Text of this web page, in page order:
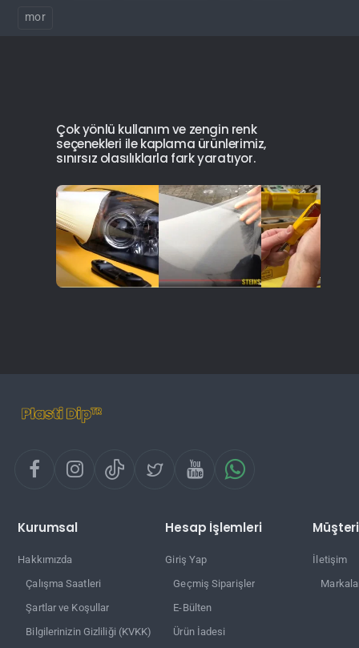
mor
Çok yönlü kullanım ve zengin renk
seçenekleri ile kaplama ürünlerimiz,
sınırsız olasılıklarla fark yaratıyor.
Kurumsal
Hakkımızda
Çalışma Saatleri
Şartlar ve Koşullar
Bilgilerinizin Gizliliği (KVKK)
Hesap İşlemleri
Giriş Yap
Geçmiş Siparişler
E-Bülten
Ürün İadesi
İletişim